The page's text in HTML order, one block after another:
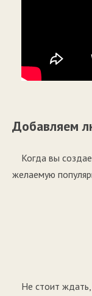
Добавляем
Когда вы
желаемую
Не стоит ждать,